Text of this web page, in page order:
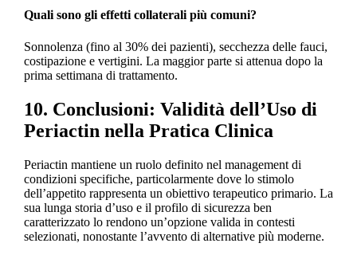
Quali sono gli effetti collaterali più comuni?
Sonnolenza (fino al 30% dei pazienti), secchezza delle fauci,
costipazione e vertigini. La maggior parte si attenua dopo la
prima settimana di trattamento.
10. Conclusioni: Validità dell’Uso di
Periactin nella Pratica Clinica
Periactin mantiene un ruolo definito nel management di
condizioni specifiche, particolarmente dove lo stimolo
dell’appetito rappresenta un obiettivo terapeutico primario. La
sua lunga storia d’uso e il profilo di sicurezza ben
caratterizzato lo rendono un’opzione valida in contesti
selezionati, nonostante l’avvento di alternative più moderne.